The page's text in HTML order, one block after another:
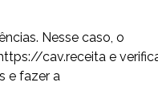
Nesse caso, o
cav.receita e
e fazer a